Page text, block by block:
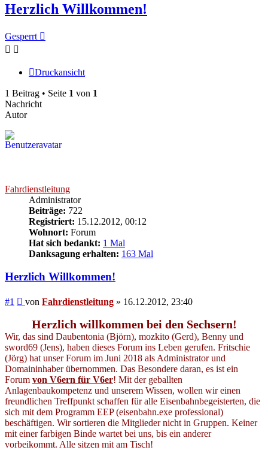
Herzlich Willkommen!
Gesperrt
Druckansicht
1 Beitrag • Seite 1 von 1
Nachricht
Autor
Fahrdienstleitung
Administrator
Beiträge: 722
Registriert: 15.12.2012, 00:12
Wohnort: Forum
Hat sich bedankt: 1 Mal
Danksagung erhalten: 163 Mal
Herzlich Willkommen!
#1 Beitrag
von Fahrdienstleitung » 16.12.2012, 23:40
Herzlich willkommen bei den Sechsern!
Wir, das sind Daubentonia (Björn), mozkito (Gerd), Benny und
sword69 (Jens), haben dieses Forum ins Leben gerufen. Fritschie
(Jörg) hat unser Forum im Juni 2018 als Administrator und
Domaininhaber übernommen. Das Besondere daran, es ist ein
Forum von V6ern für V6er! Mit der geballten
Anlagenbaukompetenz und unserem Wissen, wollen wir einen
freundlichen Treffpunkt schaffen für alle Eisenbahnbegeisterten, die
sich mit dem Programm EEP (eisenbahn.exe professional)
beschäftigen. Wir sortieren die Mitglieder nicht in Gruppen. Keiner
mit einer farbigen Binde wartet bei uns, bis ein anderer
vorbeikommt. Alle sitzen mit am Tisch!